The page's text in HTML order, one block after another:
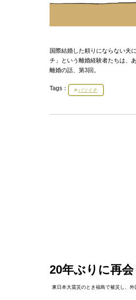
国際結婚した頼りにならない夫
チ」という離婚経験者たちは、
離婚の話、第3回。
Tags： バツイチ
20年ぶりに再
東日本大震災のとき福島で被災し、